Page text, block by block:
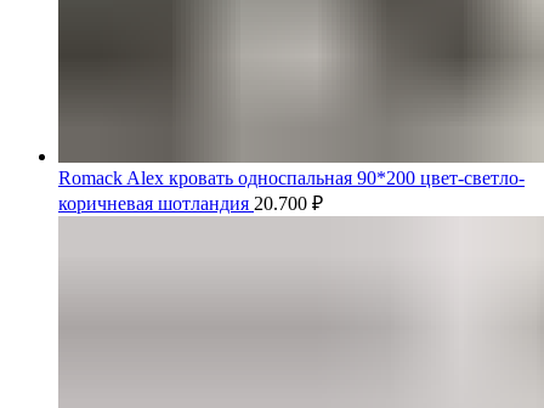
Romack Alex кровать односпальная 90*200 цвет-светло-
коричневая шотландия 20.700 ₽